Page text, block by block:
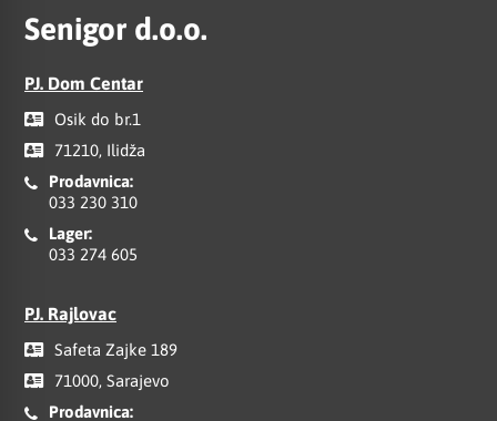
Senigor d.o.o.
PJ. Dom Centar
Osik do br.1
71210, Ilidža
Prodavnica:
033 230 310
Lager:
033 274 605
PJ. Rajlovac
Safeta Zajke 189
71000, Sarajevo
Prodavnica: